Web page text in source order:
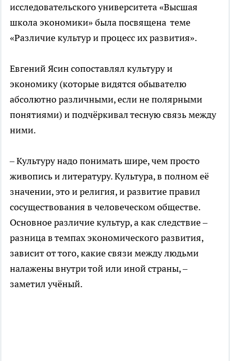
исследовательского университета «Высшая
школа экономики» была посвящена теме
«Различие культур и процесс их развития».
Евгений Ясин сопоставлял культуру и
экономику (которые видятся обывателю
абсолютно различными, если не полярными
понятиями) и подчёркивал тесную связь между
ними.
– Культуру надо понимать шире, чем просто
живопись и литературу. Культура, в полном её
значении, это и религия, и развитие правил
сосуществования в человеческом обществе.
Основное различие культур, а как следствие –
разница в темпах экономического развития,
зависит от того, какие связи между людьми
налажены внутри той или иной страны, –
заметил учёный.